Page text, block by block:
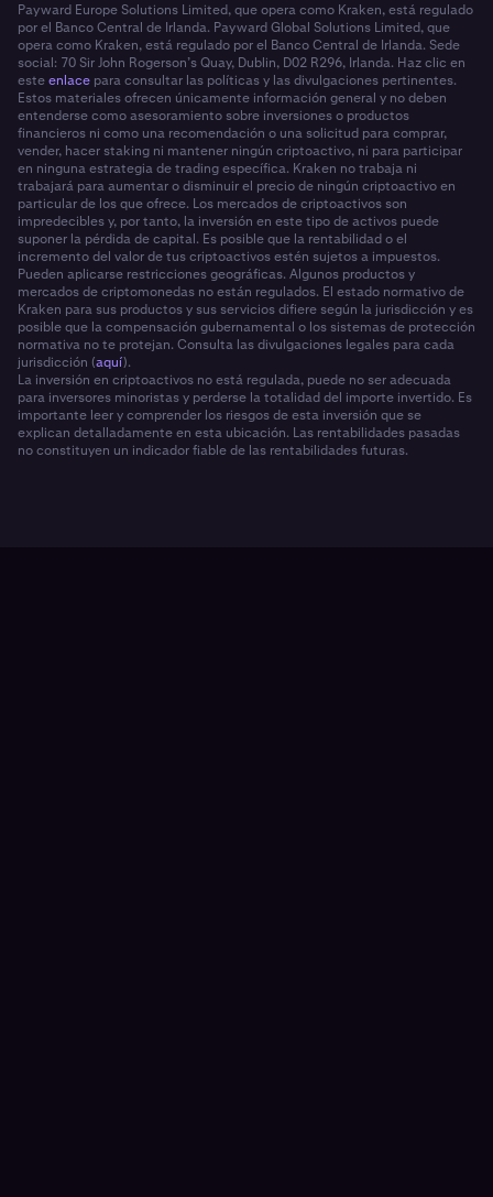
Payward Europe Solutions Limited, que opera como Kraken, está regulado
por el Banco Central de Irlanda. Payward Global Solutions Limited, que
opera como Kraken, está regulado por el Banco Central de Irlanda. Sede
social: 70 Sir John Rogerson’s Quay, Dublin, D02 R296, Irlanda. Haz clic en
esteenlace para consultar las políticas y las divulgaciones pertinentes.
Estos materiales ofrecen únicamente información general y no deben
entenderse como asesoramiento sobre inversiones o productos
financieros ni como una recomendación o una solicitud para comprar,
vender, hacer staking ni mantener ningún criptoactivo, ni para participar
en ninguna estrategia de trading específica. Kraken no trabaja ni
trabajará para aumentar o disminuir el precio de ningún criptoactivo en
particular de los que ofrece. Los mercados de criptoactivos son
impredecibles y, por tanto, la inversión en este tipo de activos puede
suponer la pérdida de capital. Es posible que la rentabilidad o el
incremento del valor de tus criptoactivos estén sujetos a impuestos.
Pueden aplicarse restricciones geográficas. Algunos productos y
mercados de criptomonedas no están regulados. El estado normativo de
Kraken para sus productos y sus servicios difiere según la jurisdicción y es
posible que la compensación gubernamental o los sistemas de protección
normativa no te protejan. Consulta las divulgaciones legales para cada
jurisdicción (aquí).
La inversión en criptoactivos no está regulada, puede no ser adecuada
para inversores minoristas y perderse la totalidad del importe invertido. Es
importante leer y comprender los riesgos de esta inversión que se
explican detalladamente en esta ubicación. Las rentabilidades pasadas
no constituyen un indicador fiable de las rentabilidades futuras.